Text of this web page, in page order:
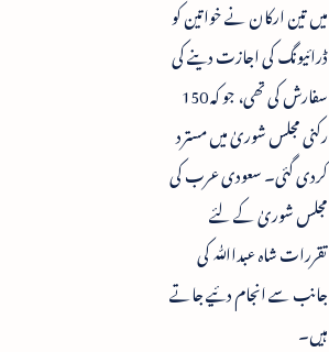
میں تین ارکان نے خواتین کو
ڈرائیونگ کی اجازت دینے کی
سفارش کی تھی، جو کہ 150
رکنی مجلس شوریٰ میں مسترد
کردی گئی۔ سعودی عرب کی
مجلس شوریٰ کے لئے
تقررات شاہ عبداﷲ کی
جانب سے انجام دئیے جاتے
ہیں۔